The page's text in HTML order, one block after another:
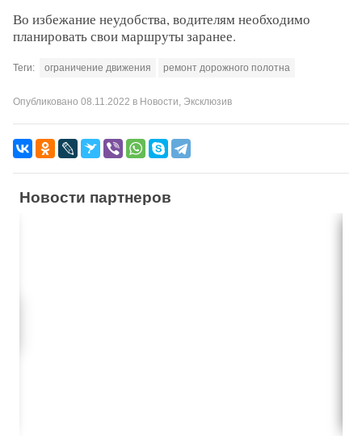
Во избежание неудобства, водителям необходимо
планировать свои маршруты заранее.
Теги: ограничение движения ремонт дорожного полотна
Опубликовано 08.11.2022 в Новости, Эксклюзив
Новости партнеров